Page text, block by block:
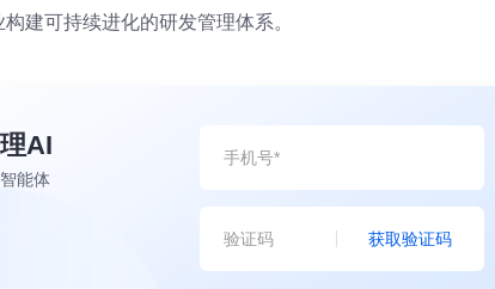
建可持续进化的研发管理体系。
AI
能体
获取验证码